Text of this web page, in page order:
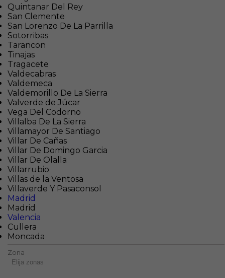
Quintanar Del Rey
San Clemente
San Lorenzo De La Parrilla
Sotorribas
Tarancon
Tinajas
Tragacete
Valdecabras
Valdemeca
Valdemorillo De La Sierra
Valverde de Júcar
Vega Del Codorno
Villalba De La Sierra
Villamayor De Santiago
Villar De Cañas
Villar De Domingo Garcia
Villar De Olalla
Villarrubio
Villas de la Ventosa
Villaverde Y Pasaconsol
Madrid
Madrid
Valencia
Cullera
Moncada
Zona
Elija zonas